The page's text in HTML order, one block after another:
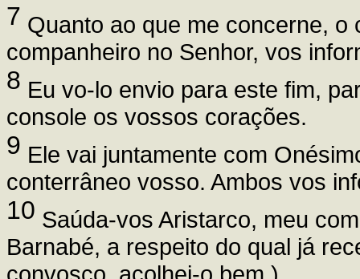
7 Quanto ao que me concerne,
companheiro no Senhor, vos
8 Eu vo-lo envio para este fim,
console os vossos corações.
9 Ele vai juntamente com
conterrâneo vosso. Ambos vos
10 Saúda-vos Aristarco, meu
Barnabé, a respeito do qual já
convosco, acolhei-o bem.)